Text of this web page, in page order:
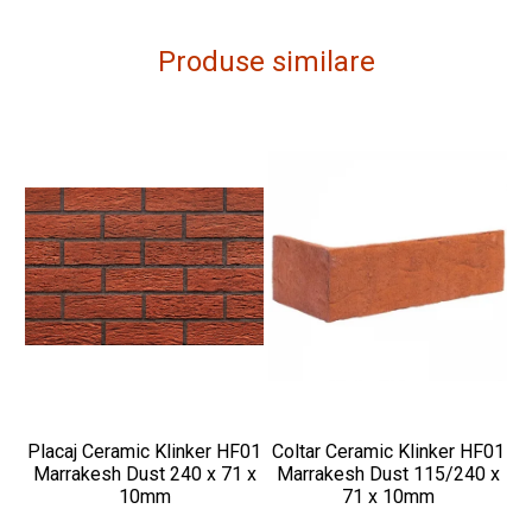
Produse similare
Placaj Ceramic Klinker HF01
Marrakesh Dust 240 x 71 x
10mm
Coltar Ceramic Klinker HF01
Marrakesh Dust 115/240 x
71 x 10mm